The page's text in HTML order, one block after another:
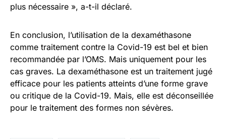
plus nécessaire », a-t-il déclaré.
En conclusion, l’utilisation de la dexaméthasone
comme traitement contre la Covid-19 est bel et bien
recommandée par l’OMS. Mais uniquement pour les
cas graves. La dexaméthasone est un traitement jugé
efficace pour les patients atteints d’une forme grave
ou critique de la Covid-19. Mais, elle est déconseillée
pour le traitement des formes non sévères.